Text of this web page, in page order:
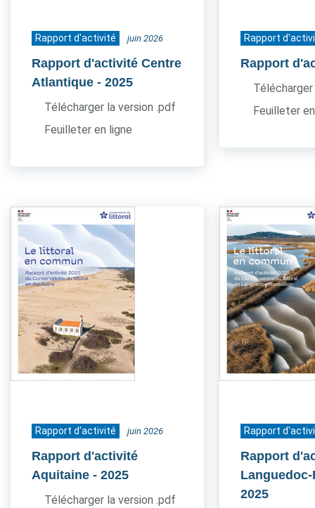
Rapport d'activité juin 2026
Rapport d'activité Centre
Atlantique - 2025
Télécharger la version .pdf
Feuilleter en ligne
Rapport
Rapport
Feuilleter
Rapport d'activité juin 2026
Rapport d'activité
Aquitaine - 2025
Télécharger la version .pdf
Rapport
Rapport
2025